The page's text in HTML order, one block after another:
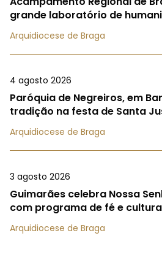
grande laboratório de
Arquidiocese de Braga
4 agosto 2026
Paróquia de Negreiros, em
tradição na festa de Santa
Arquidiocese de Braga
3 agosto 2026
Guimarães celebra Nossa
com programa de fé e cultura
Arquidiocese de Braga